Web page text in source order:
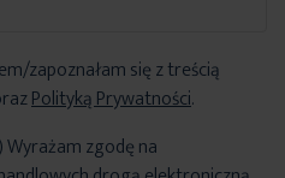
zapoznałam się z treścią
Polityką Prywatności.
Wyrażam zgodę na